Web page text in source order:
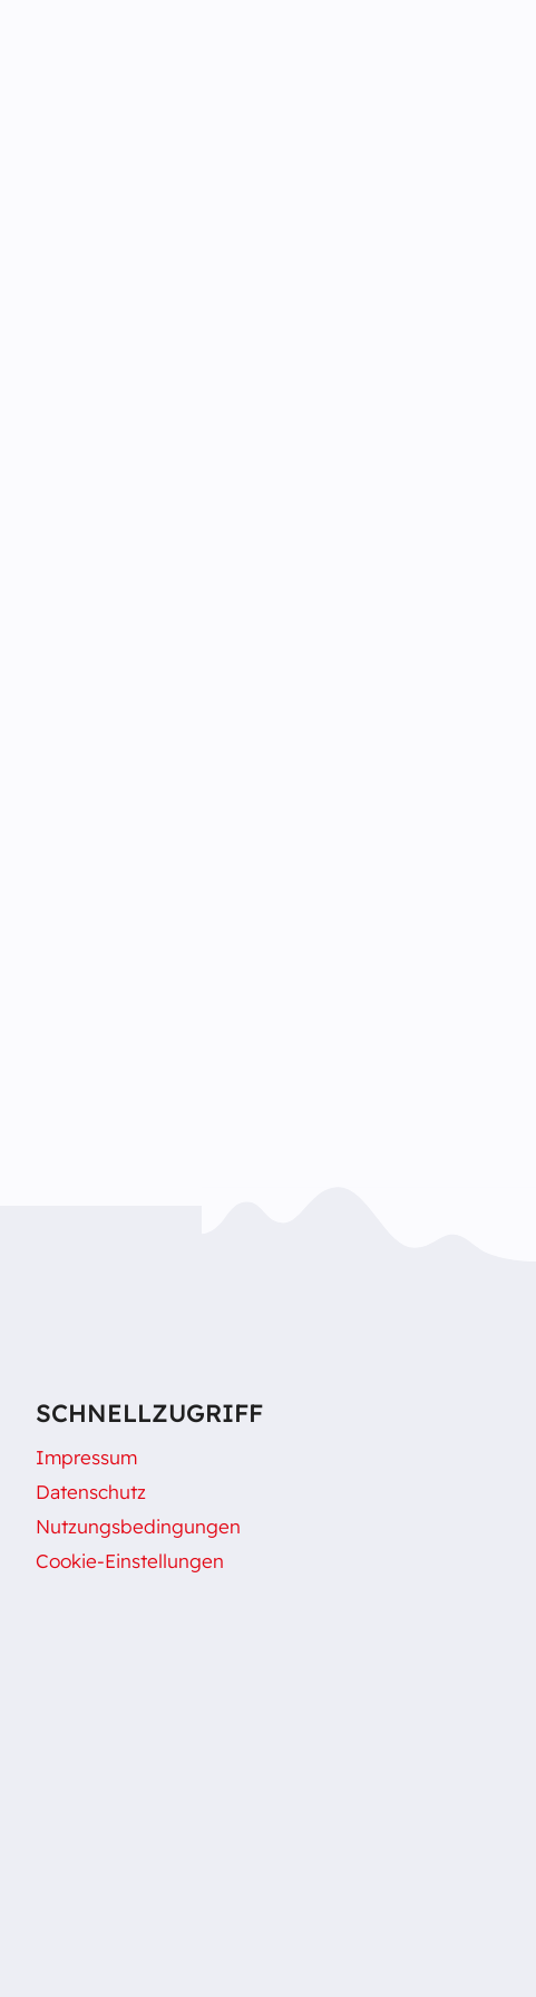
SCHNELLZUGRIFF
Impressum
Datenschutz
Nutzungsbedingungen
Cookie-Einstellungen